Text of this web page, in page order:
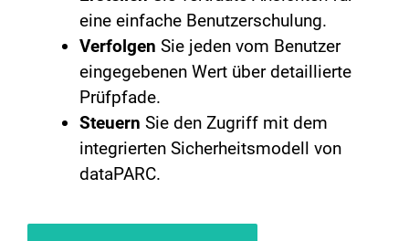
eine einfache Benutzerschulung.
Verfolgen Sie jeden vom Benutzer
eingegebenen Wert über detaillierte
Prüfpfade.
Steuern Sie den Zugriff mit dem
integrierten Sicherheitsmodell von
dataPARC.